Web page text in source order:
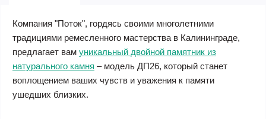
Компания "Поток", гордясь своими многолетними
традициями ремесленного мастерства в Калининграде,
предлагает вам уникальный двойной памятник из
натурального камня – модель ДП26, который станет
воплощением ваших чувств и уважения к памяти
ушедших близких.